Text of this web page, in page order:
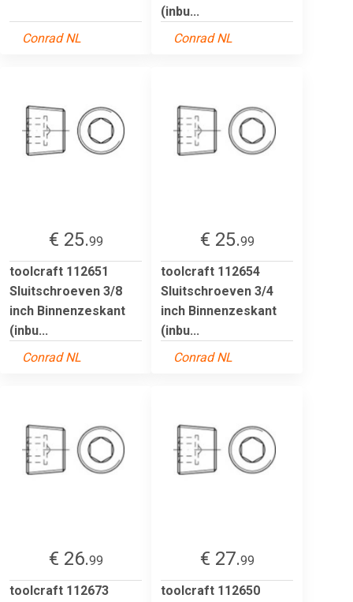
Conrad NL
(inbu...
Conrad NL
€ 25.99
toolcraft 112651
Sluitschroeven 3/8
inch Binnenzeskant
(inbu...
Conrad NL
€ 25.99
toolcraft 112654
Sluitschroeven 3/4
inch Binnenzeskant
(inbu...
Conrad NL
€ 26.99
toolcraft 112673
€ 27.99
toolcraft 112650